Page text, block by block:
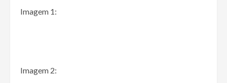
Imagem 1:
Imagem 2: